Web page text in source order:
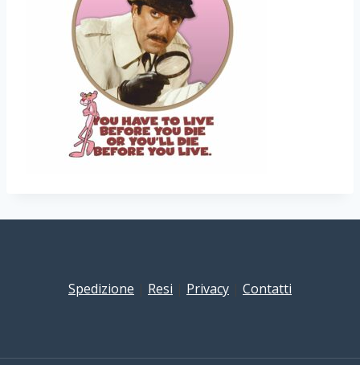
Spedizione Resi Privacy Contatti